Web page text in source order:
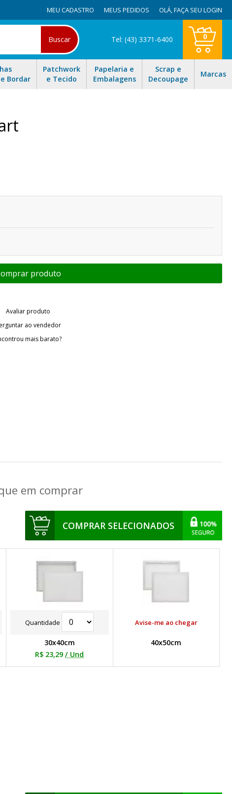
MEU CADASTRO MEUS PEDIDOS OLÁ,FAÇA SEU LOGIN
Buscar Tel: (43) 3371-6400 0
Bordar
Patchwork
e Tecido
Papelaria e
Embalagens
Scrap e
Decoupage
Marcas
Avaliar produto
ao vendedor
mais barato?
em comprar
COMPRAR SELECIONADOS
Quantidade
30x40cm
R$ 23,29 / Und
Avise-me ao chegar
40x50cm